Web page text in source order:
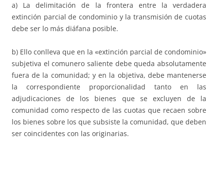
a) La delimitación de la frontera entre la verdadera
extinción parcial de condominio y la transmisión de cuotas
debe ser lo más diáfana posible.
b) Ello conlleva que en la «extinción parcial de condominio»
subjetiva el comunero saliente debe queda absolutamente
fuera de la comunidad; y en la objetiva, debe mantenerse
la correspondiente proporcionalidad tanto en las
adjudicaciones de los bienes que se excluyen de la
comunidad como respecto de las cuotas que recaen sobre
los bienes sobre los que subsiste la comunidad, que deben
ser coincidentes con las originarias.